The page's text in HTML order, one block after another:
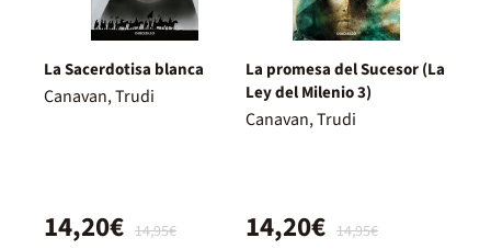
La Sacerdotisa blanca
Canavan, Trudi
14,95€
14,20€
La promesa del Sucesor (La
Ley del Milenio 3)
Canavan, Trudi
14,95€
14,20€